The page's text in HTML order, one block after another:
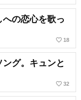
への恋心を歌っ
favorite_border 18
ング。キュンと
favorite_border 32